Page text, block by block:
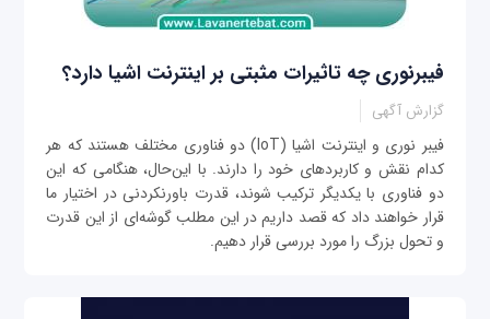
فیبرنوری چه تاثیرات مثبتی بر اینترنت اشیا دارد؟
گزارش آگهی
فیبر نوری و اینترنت اشیا (IoT) دو فناوری مختلف هستند که هر
کدام نقش و کاربردهای خود را دارند. با این‌حال، هنگامی که این
دو فناوری با یکدیگر ترکیب شوند، قدرت باورنکردنی در اختیار ما
قرار خواهند داد که قصد داریم در این مطلب گوشه‌ای از این قدرت
و تحول بزرگ را مورد بررسی قرار دهیم.